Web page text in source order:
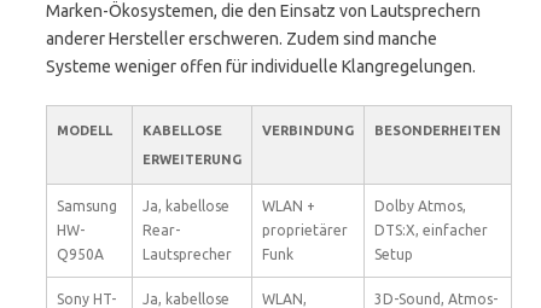
Marken-Ökosystemen, die den Einsatz von Lautsprechern
anderer Hersteller erschweren. Zudem sind manche
Systeme weniger offen für individuelle Klangregelungen.
MODELL
KABELLOSE
ERWEITERUNG
VERBINDUNG BESONDERHEITEN
Samsung
HW-
Q950A
Ja, kabellose
Rear-
Lautsprecher
WLAN +
proprietärer
Funk
Dolby Atmos,
DTS:X, einfacher
Setup
Sony HT-
Ja, kabellose
WLAN,
3D-Sound, Atmos-